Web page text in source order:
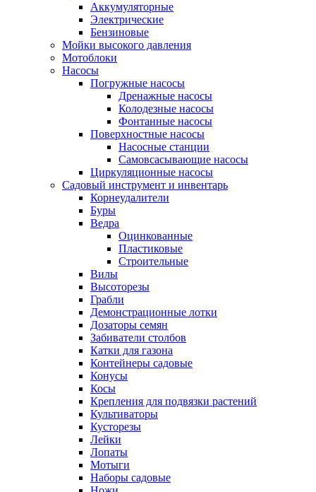
Аккумуляторные
Электрические
Бензиновые
Мойки высокого давления
Мотоблоки
Насосы
Погружные насосы
Дренажные насосы
Колодезные насосы
Фонтанные насосы
Поверхностные насосы
Насосные станции
Самовсасывающие насосы
Циркуляционные насосы
Садовый инструмент и инвентарь
Корнеудалители
Буры
Ведра
Оцинкованные
Пластиковые
Строительные
Вилы
Высоторезы
Грабли
Демонстрационные лотки
Дозаторы семян
Забиватели столбов
Катки для газона
Контейнеры садовые
Конусы
Косы
Крепления для подвязки растений
Культиваторы
Кусторезы
Лейки
Лопаты
Мотыги
Наборы садовые